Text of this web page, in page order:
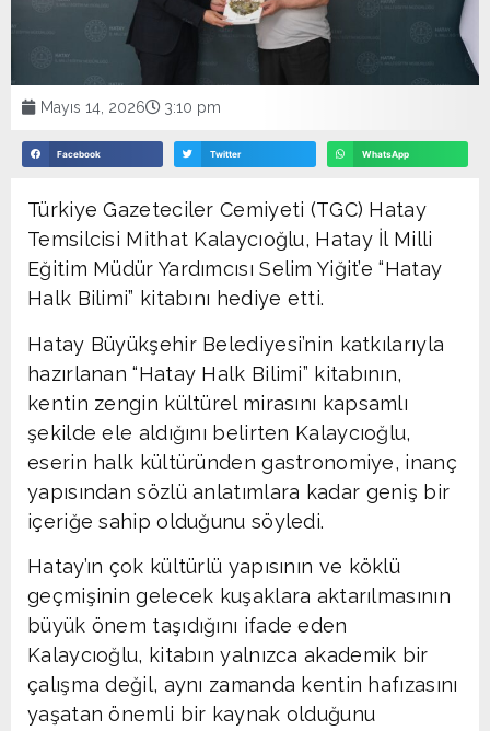
Mayıs 14, 2026 3:10 pm
Facebook Twitter WhatsApp
Türkiye Gazeteciler Cemiyeti (TGC) Hatay
Temsilcisi Mithat Kalaycıoğlu, Hatay İl Milli
Eğitim Müdür Yardımcısı Selim Yiğit’e “Hatay
Halk Bilimi” kitabını hediye etti.
Hatay Büyükşehir Belediyesi’nin katkılarıyla
hazırlanan “Hatay Halk Bilimi” kitabının,
kentin zengin kültürel mirasını kapsamlı
şekilde ele aldığını belirten Kalaycıoğlu,
eserin halk kültüründen gastronomiye, inanç
yapısından sözlü anlatımlara kadar geniş bir
içeriğe sahip olduğunu söyledi.
Hatay’ın çok kültürlü yapısının ve köklü
geçmişinin gelecek kuşaklara aktarılmasının
büyük önem taşıdığını ifade eden
Kalaycıoğlu, kitabın yalnızca akademik bir
çalışma değil, aynı zamanda kentin hafızasını
yaşatan önemli bir kaynak olduğunu